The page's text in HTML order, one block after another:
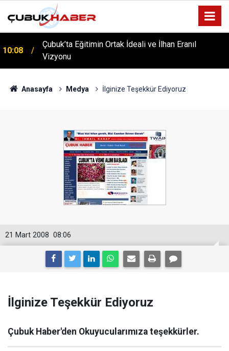
12:06
ÇUBUK’TA ‘YAZA MERHABA’ COŞKUSU: Kursiyerler
Gönüllerince Eğlendi!
Anasayfa Medya İlginize Teşekkür Ediyoruz
08:06
21 Mart 2008
İlginize Teşekkür Ediyoruz
Çubuk Haber'den Okuyucularımıza teşekkürler.